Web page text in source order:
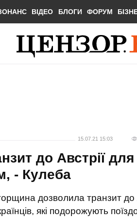
ВІДЕО БЛОГИ ФОРУМ
15.07.21 15:03
до Австрії для
- Кулеба
дозволила транзит до
які подорожують